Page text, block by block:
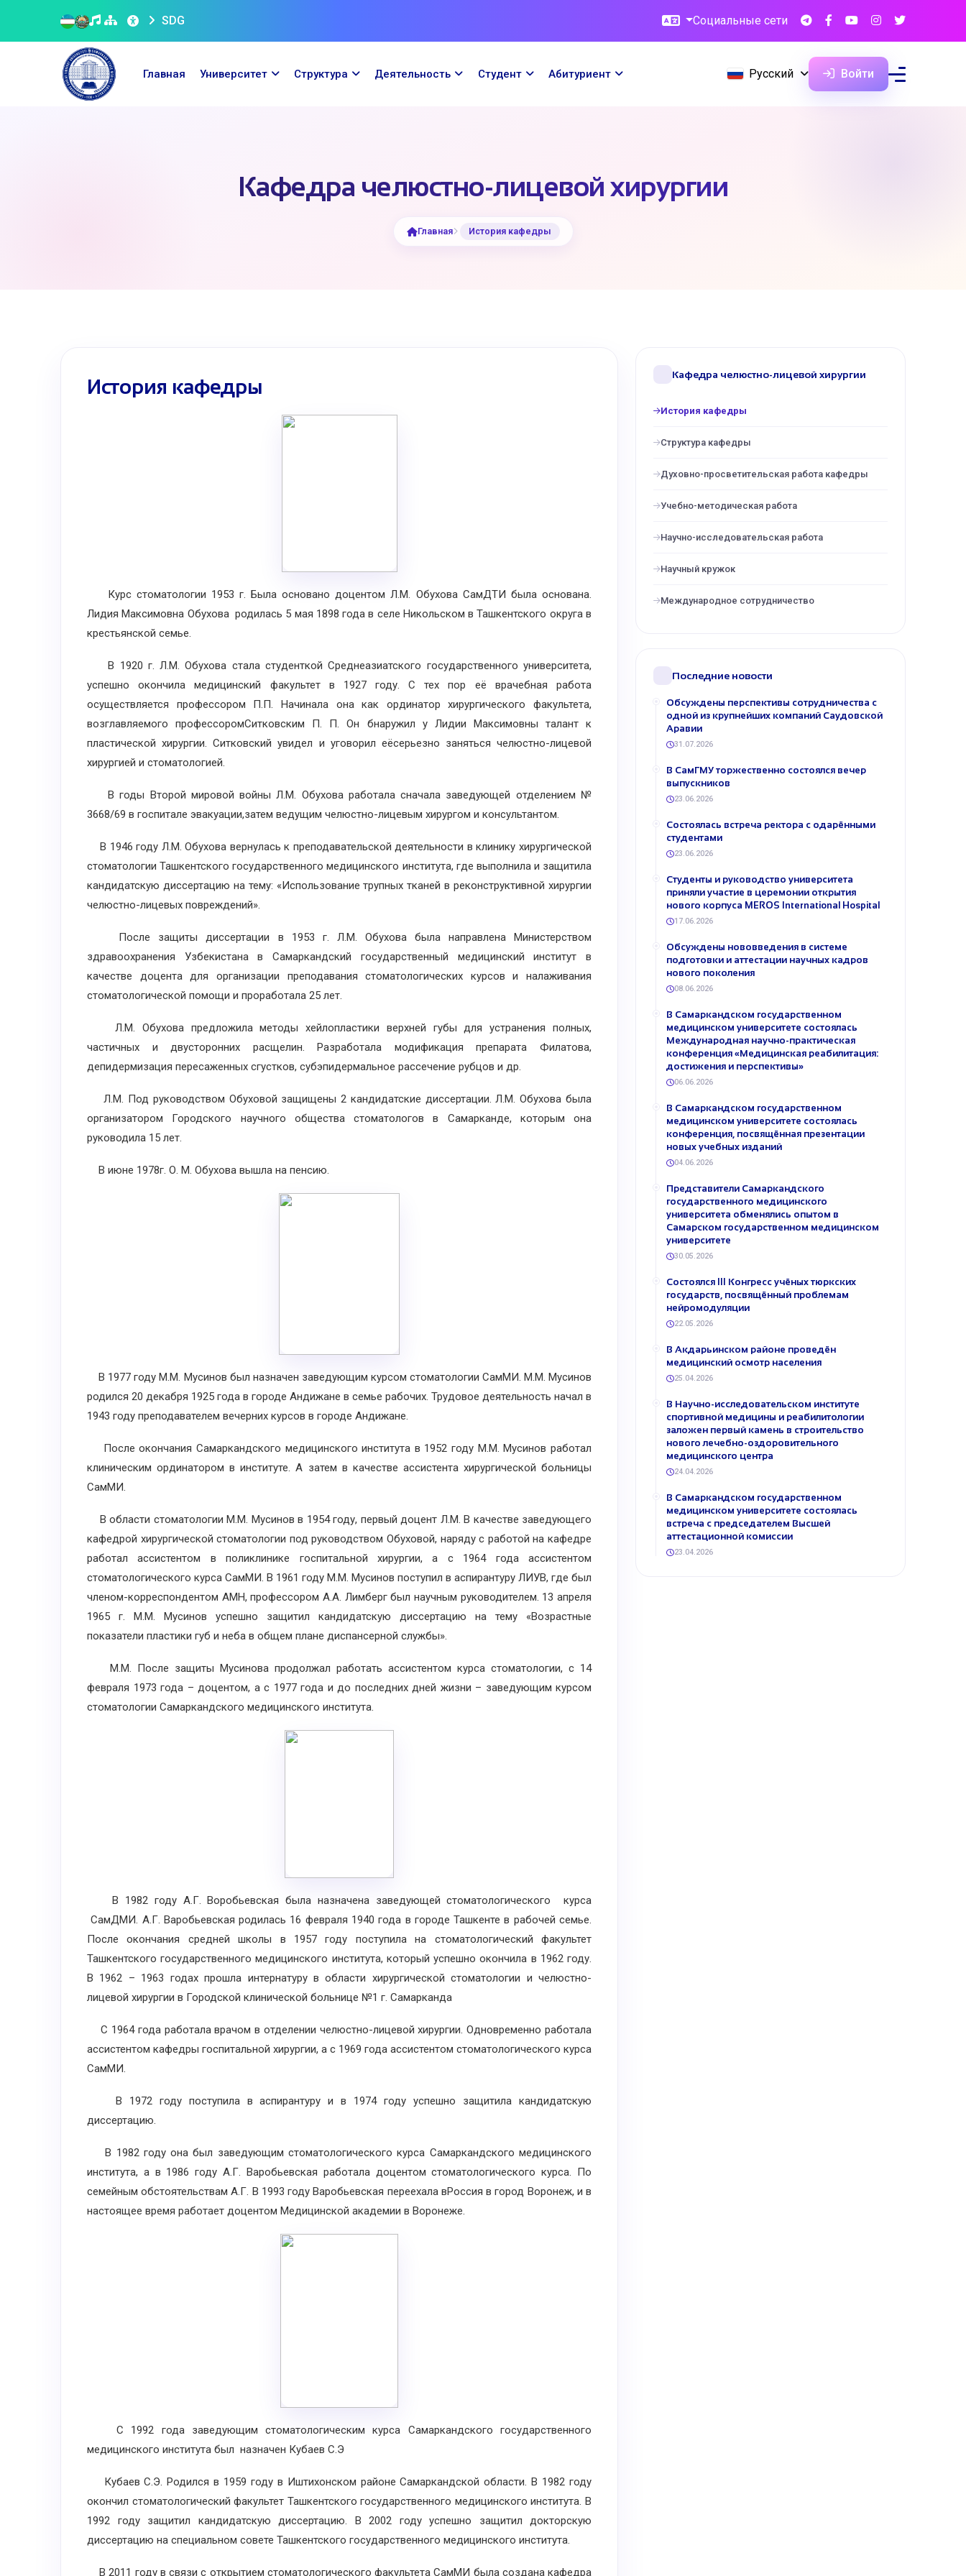
SDG Социальные сети
Главная Университет Структура Деятельность Cтудент Абитуриент Русский Войти
Кафедра челюстно-лицевой хирургии
Главная История кафедры
История кафедры
Курс стоматологии 1953 г. Была основано доцентом Л.М. Обухова СамДТИ была основана.
Лидия Максимовна Обухова родилась 5 мая 1898 года в селе Никольском в Ташкентского округа в
крестьянской семье.
В 1920 г. Л.М. Обухова стала студенткой Среднеазиатского государственного университета,
успешно окончила медицинский факультет в 1927 году. С тех пор её врачебная работа
осуществляется профессором П.П. Начинала она как ординатор хирургического факультета,
возглавляемого профессоромСитковским П. П. Он бнаружил у Лидии Максимовны талант к
пластической хирургии. Ситковский увидел и уговорил еёсерьезно заняться челюстно-лицевой
хирургией и стоматологией.
В годы Второй мировой войны Л.М. Обухова работала сначала заведующей отделением №
3668/69 в госпитале эвакуации,затем ведущим челюстно-лицевым хирургом и консультантом.
В 1946 году Л.М. Обухова вернулась к преподавательской деятельности в клинику хирургической
стоматологии Ташкентского государственного медицинского института, где выполнила и защитила
кандидатскую диссертацию на тему: «Использование трупных тканей в реконструктивной хирургии
челюстно-лицевых повреждений».
После защиты диссертации в 1953 г. Л.М. Обухова была направлена Министерством
здравоохранения Узбекистана в Самаркандский государственный медицинский институт в
качестве доцента для организации преподавания стоматологических курсов и налаживания
стоматологической помощи и проработала 25 лет.
Л.М. Обухова предложила методы хейлопластики верхней губы для устранения полных,
частичных и двусторонних расщелин. Разработала модификация препарата Филатова,
депидермизация пересаженных сгустков, субэпидермальное рассечение рубцов и др.
Л.М. Под руководством Обуховой защищены 2 кандидатские диссертации. Л.М. Обухова была
организатором Городского научного общества стоматологов в Самарканде, которым она
руководила 15 лет.
В июне 1978г. О. М. Обухова вышла на пенсию.
В 1977 году М.М. Мусинов был назначен заведующим курсом стоматологии СамМИ. М.М. Мусинов
родился 20 декабря 1925 года в городе Андижане в семье рабочих. Трудовое деятельность начал в
1943 году преподавателем вечерних курсов в городе Андижане.
После окончания Самаркандского медицинского института в 1952 году М.М. Мусинов работал
клиническим ординатором в институте. А затем в качестве ассистента хирургической больницы
СамМИ.
В области стоматологии М.М. Мусинов в 1954 году, первый доцент Л.М. В качестве заведующего
кафедрой хирургической стоматологии под руководством Обуховой, наряду с работой на кафедре
работал ассистентом в поликлинике госпитальной хирургии, а с 1964 года ассистентом
стоматологического курса СамМИ. В 1961 году М.М. Мусинов поступил в аспирантуру ЛИУВ, где был
членом-корреспондентом АМН, профессором А.А. Лимберг был научным руководителем. 13 апреля
1965 г. М.М. Мусинов успешно защитил кандидатскую диссертацию на тему «Возрастные
показатели пластики губ и неба в общем плане диспансерной службы».
М.М. После защиты Мусинова продолжал работать ассистентом курса стоматологии, с 14
февраля 1973 года – доцентом, а с 1977 года и до последних дней жизни – заведующим курсом
стоматологии Самаркандского медицинского института.
В 1982 году А.Г. Воробьевская была назначена заведующей стоматологического курса
СамДМИ. А.Г. Варобьевская родилась 16 февраля 1940 года в городе Ташкенте в рабочей семье.
После окончания средней школы в 1957 году поступила на стоматологический факультет
Ташкентского государственного медицинского института, который успешно окончила в 1962 году.
В 1962 – 1963 годах прошла интернатуру в области хирургической стоматологии и челюстно-
лицевой хирургии в Городской клинической больнице №1 г. Самарканда
С 1964 года работала врачом в отделении челюстно-лицевой хирургии. Одновременно работала
ассистентом кафедры госпитальной хирургии, а с 1969 года ассистентом стоматологического курса
СамМИ.
В 1972 году поступила в аспирантуру и в 1974 году успешно защитила кандидатскую
диссертацию.
В 1982 году она был заведующим стоматологического курса Самаркандского медицинского
института, а в 1986 году А.Г. Варобьевская работала доцентом стоматологического курса. По
семейным обстоятельствам А.Г. В 1993 году Варобьевская переехала вРоссия в город Воронеж, и в
настоящее время работает доцентом Медицинской академии в Воронеже.
С 1992 года заведующим стоматологическим курса Самаркандского государственного
медицинского института был назначен Кубаев С.Э
Кубаев С.Э. Родился в 1959 году в Иштихонском районе Самаркандской области. В 1982 году
окончил стоматологический факультет Ташкентского государственного медицинского института. В
1992 году защитил кандидатскую диссертацию. В 2002 году успешно защитил докторскую
диссертацию на специальном совете Ташкентского государственного медицинского института.
В 2011 году в связи с открытием стоматологического факультета СамМИ была создана кафедра
Кафедра челюстно-лицевой хирургии
История кафедры
Структура кафедры
Духовно-просветительская работа кафедры
Учебно-методическая работа
Научно-исследовательская работа
Научный кружок
Международное сотрудничество
Последние новости
Обсуждены перспективы сотрудничества с
одной из крупнейших компаний Саудовской
Аравии
31.07.2026
В СамГМУ торжественно состоялся вечер
выпускников
23.06.2026
Состоялась встреча ректора с одарёнными
студентами
23.06.2026
Студенты и руководство университета
приняли участие в церемонии открытия
нового корпуса MEROS International Hospital
17.06.2026
Обсуждены нововведения в системе
подготовки и аттестации научных кадров
нового поколения
08.06.2026
В Самаркандском государственном
медицинском университете состоялась
Международная научно-практическая
конференция «Медицинская реабилитация:
достижения и перспективы»
06.06.2026
В Самаркандском государственном
медицинском университете состоялась
конференция, посвящённая презентации
новых учебных изданий
04.06.2026
Представители Самаркандского
государственного медицинского
университета обменялись опытом в
Самарском государственном медицинском
университете
30.05.2026
Состоялся III Конгресс учёных тюркских
государств, посвящённый проблемам
нейромодуляции
22.05.2026
В Акдарьинском районе проведён
медицинский осмотр населения
25.04.2026
В Научно-исследовательском институте
спортивной медицины и реабилитологии
заложен первый камень в строительство
нового лечебно-оздоровительного
медицинского центра
24.04.2026
В Самаркандском государственном
медицинском университете состоялась
встреча с председателем Высшей
аттестационной комиссии
23.04.2026